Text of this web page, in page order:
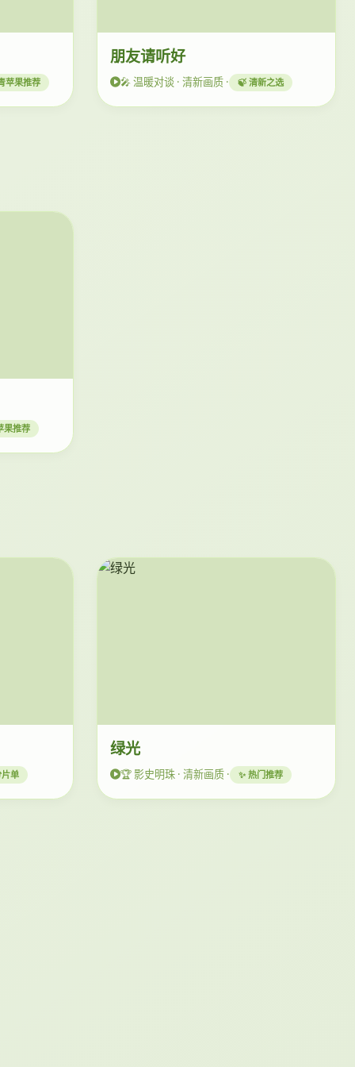
苹果推荐
朋友请听好
🎤 温暖对谈 · 清新画质 · 🍃 清新之选
果推荐
片单
绿光
🏆 影史明珠 · 清新画质 · ✨ 热门推荐